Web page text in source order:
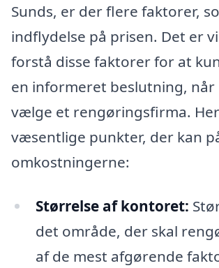
Sunds, er der flere faktorer,
indflydelse på prisen. Det er
forstå disse faktorer for at
en informeret beslutning, når
vælge et rengøringsfirma.
væsentlige punkter, der kan
omkostningerne:
Størrelse af kontoret:
det område, der skal
af de mest afgørende